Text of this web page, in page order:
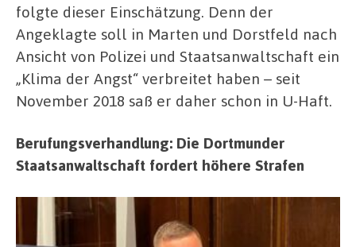
folgte dieser Einschätzung. Denn der
Angeklagte soll in Marten und Dorstfeld nach
Ansicht von Polizei und Staatsanwaltschaft ein
„Klima der Angst“ verbreitet haben – seit
November 2018 saß er daher schon in U-Haft.
Berufungsverhandlung: Die Dortmunder
Staatsanwaltschaft fordert höhere Strafen